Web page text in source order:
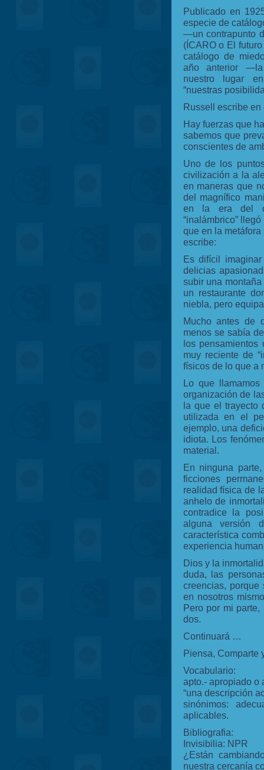
Publicado en
especie de
—un contrapunto
(ÍCARO o El
catálogo de
año anterior
nuestro lugar
“nuestras
Russell escribe en
Hay fuerzas que
sabemos que
conscientes de
Uno de los
civilización a la
en maneras que
del magnífico
en la era del
“inalámbrico”
que en la
escribe:
Es difícil
delicias
subir una
un restaurante
niebla, pero
Mucho antes de
menos se sabía
los
muy reciente de
físicos de lo que a
Lo que llamamos
organización de
la que el trayecto
utilizada en el
ejemplo, una
idiota. Los
material.
En ninguna
ficciones
realidad física de
anhelo de
contradice la
alguna versión
característica
experiencia
Dios y la
duda, las
creencias,
en nosotros
Pero por mi
dos.
Continuará …
Piensa, Comparte
Vocabulario:
apto.- apropiado o
“una descripción
sinónimos:
aplicables.
Bibliografia:
Invisibilia: NPR
¿Están
nuestra cercanía